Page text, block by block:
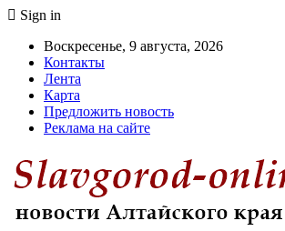
Sign in
Воскресенье, 9 августа, 2026
Контакты
Лента
Карта
Предложить новость
Реклама на сайте